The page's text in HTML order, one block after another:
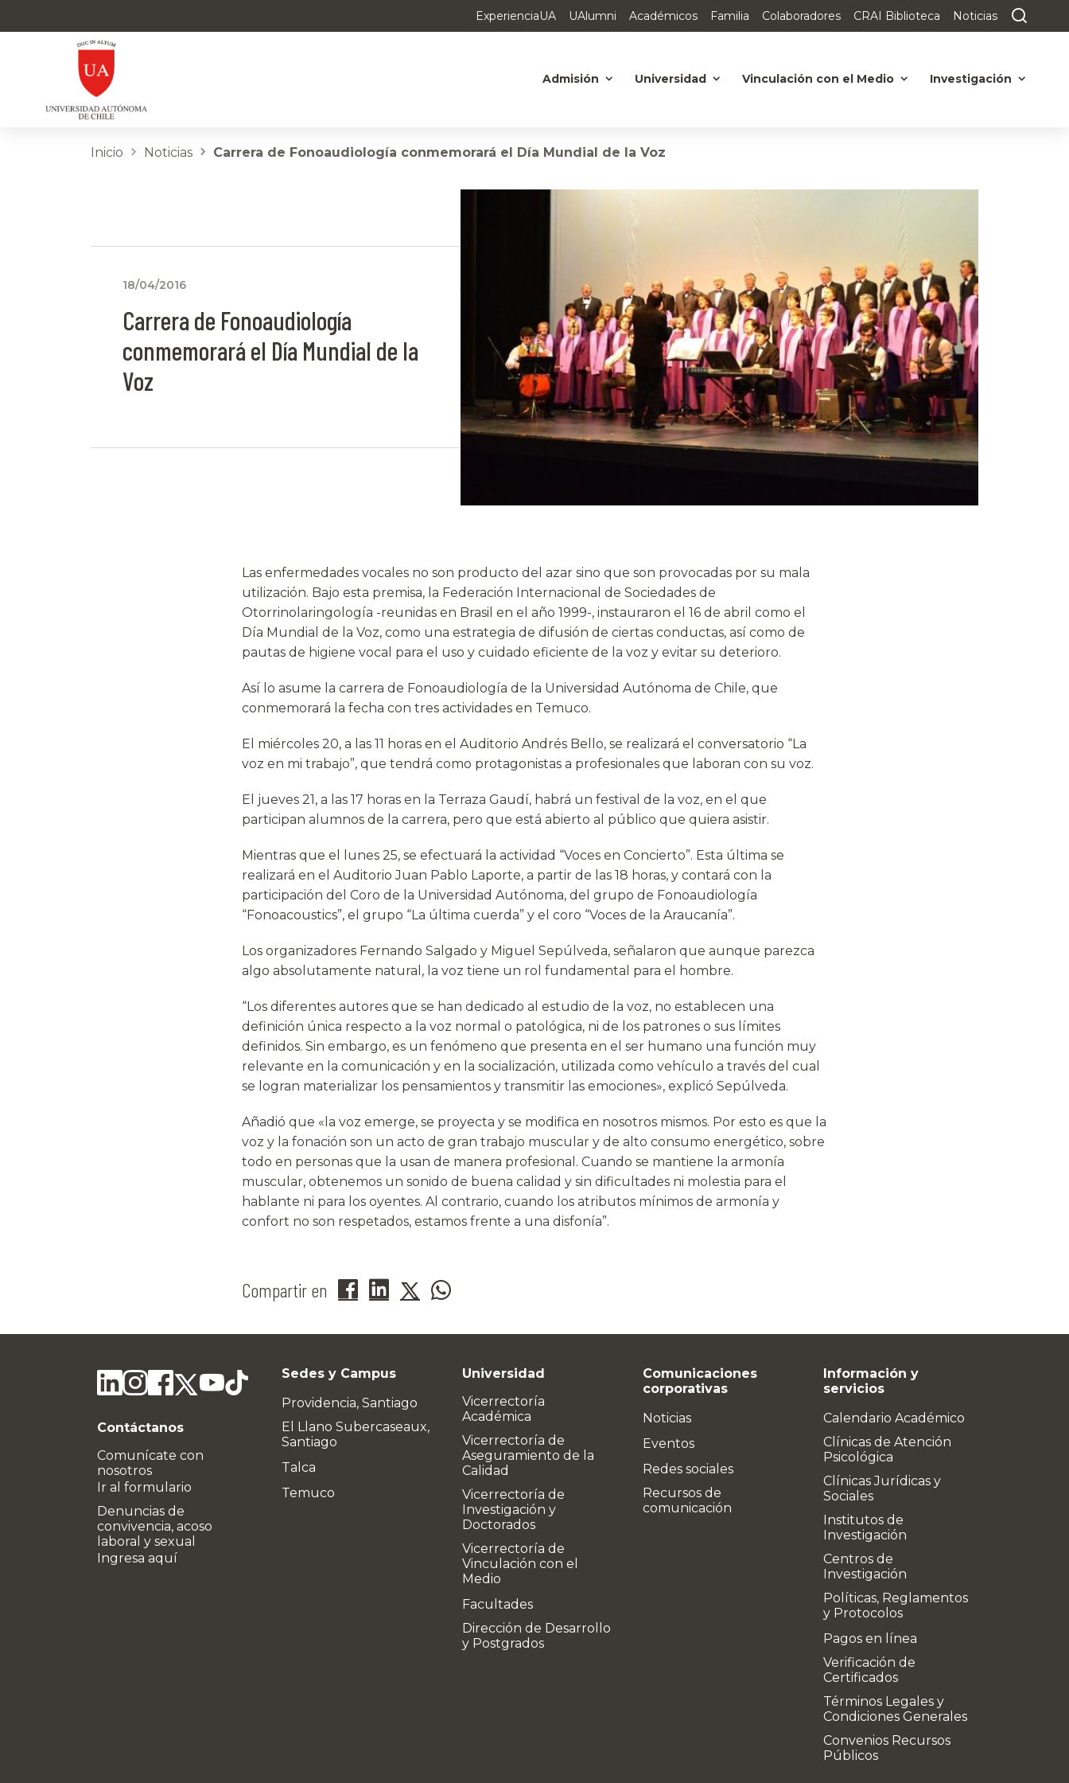
ExperienciaUA UAlumni Académicos Familia Colaboradores CRAI Biblioteca Noticias
Admisión Universidad Vinculación con el Medio Investigación
Inicio Noticias Carrera de Fonoaudiología conmemorará el Día Mundial de la Voz
18/04/2016
Carrera de Fonoaudiología
conmemorará el Día Mundial de la
Voz
Las enfermedades vocales no son producto del azar sino que son provocadas por su mala
utilización. Bajo esta premisa, la Federación Internacional de Sociedades de
Otorrinolaringología -reunidas en Brasil en el año 1999-, instauraron el 16 de abril como el
Día Mundial de la Voz, como una estrategia de difusión de ciertas conductas, así como de
pautas de higiene vocal para el uso y cuidado eficiente de la voz y evitar su deterioro.
Así lo asume la carrera de Fonoaudiología de la Universidad Autónoma de Chile, que
conmemorará la fecha con tres actividades en Temuco.
El miércoles 20, a las 11 horas en el Auditorio Andrés Bello, se realizará el conversatorio “La
voz en mi trabajo”, que tendrá como protagonistas a profesionales que laboran con su voz.
El jueves 21, a las 17 horas en la Terraza Gaudí, habrá un festival de la voz, en el que
participan alumnos de la carrera, pero que está abierto al público que quiera asistir.
Mientras que el lunes 25, se efectuará la actividad “Voces en Concierto”. Esta última se
realizará en el Auditorio Juan Pablo Laporte, a partir de las 18 horas, y contará con la
participación del Coro de la Universidad Autónoma, del grupo de Fonoaudiología
“Fonoacoustics”, el grupo “La última cuerda” y el coro “Voces de la Araucanía”.
Los organizadores Fernando Salgado y Miguel Sepúlveda, señalaron que aunque parezca
algo absolutamente natural, la voz tiene un rol fundamental para el hombre.
“Los diferentes autores que se han dedicado al estudio de la voz, no establecen una
definición única respecto a la voz normal o patológica, ni de los patrones o sus límites
definidos. Sin embargo, es un fenómeno que presenta en el ser humano una función muy
relevante en la comunicación y en la socialización, utilizada como vehículo a través del cual
se logran materializar los pensamientos y transmitir las emociones», explicó Sepúlveda.
Añadió que «la voz emerge, se proyecta y se modifica en nosotros mismos. Por esto es que la
voz y la fonación son un acto de gran trabajo muscular y de alto consumo energético, sobre
todo en personas que la usan de manera profesional. Cuando se mantiene la armonía
muscular, obtenemos un sonido de buena calidad y sin dificultades ni molestia para el
hablante ni para los oyentes. Al contrario, cuando los atributos mínimos de armonía y
confort no son respetados, estamos frente a una disfonía”.
Compartir en
Contáctanos
Comunícate con
nosotros
Ir al formulario
Denuncias de
convivencia, acoso
laboral y sexual
Ingresa aquí
Sedes y Campus
Providencia, Santiago
El Llano Subercaseaux,
Santiago
Talca
Temuco
Universidad
Vicerrectoría
Académica
Vicerrectoría de
Aseguramiento de la
Calidad
Vicerrectoría de
Investigación y
Doctorados
Vicerrectoría de
Vinculación con el
Medio
Facultades
Dirección de Desarrollo
y Postgrados
Comunicaciones
corporativas
Noticias
Eventos
Redes sociales
Recursos de
comunicación
Información y
servicios
Calendario Académico
Clínicas de Atención
Psicológica
Clínicas Jurídicas y
Sociales
Institutos de
Investigación
Centros de
Investigación
Políticas, Reglamentos
y Protocolos
Pagos en línea
Verificación de
Certificados
Términos Legales y
Condiciones Generales
Convenios Recursos
Públicos